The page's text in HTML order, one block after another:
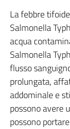
La febbre
Salmonella
acqua
Salmonella
flusso
prolungata,
addominale e
possono avere
possono